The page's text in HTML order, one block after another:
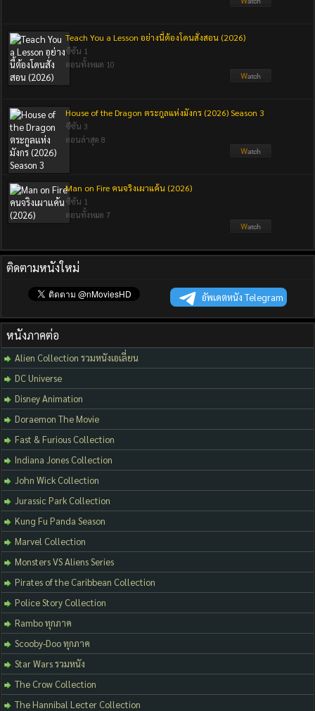
Teach You a Lesson อย่างนี้ต้องโดนสั่งสอน (2026)
ซีซัน 1
ตอนทั้งหมด 10
House of the Dragon ตระกูลแห่งมังกร (2026) Season 3
ซีซัน 3
ตอนล่าสุด 8
Man on Fire คนจริงเผาแค้น (2026)
ซีซัน 1
ตอนทั้งหมด 7
ติดตามหนังใหม่
อัพเดตหนัง Telegram
หนังภาคต่อ
Alien Collection รวมหนังเอเลี่ยน
DC Universe
Disney Animation
Doraemon The Movie
Fast & Furious Collection
Indiana Jones Collection
John Wick Collection
Jurassic Park Collection
Kung Fu Panda Season
Marvel Collection
Monsters VS Aliens Series
Pirates of the Caribbean Collection
Police Story Collection
Rambo ทุกภาค
Scooby-Doo ทุกภาค
Star Wars รวมหนัง
The Crow Collection
The Hannibal Lecter Collection